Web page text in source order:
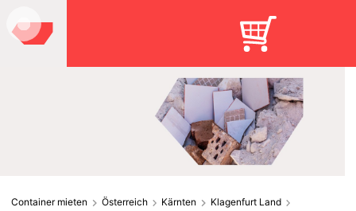
Container mieten Österreich Kärnten
Klagenfurt Land